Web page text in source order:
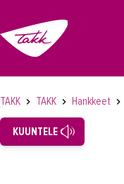
OPISKELIJAKSI
YRITYKSILLE
TAKK TAKK Hankkeet
KUUNTELE